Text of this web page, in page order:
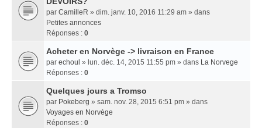
par CamilleR » dim. janv. 10, 2016 11:29 am » dans
Petites annonces
Réponses : 0
Acheter en Norvège -> livraison en France
par echoul » lun. déc. 14, 2015 11:55 pm » dans La Norvege
Réponses : 0
Quelques jours a Tromso
par Pokeberg » sam. nov. 28, 2015 6:51 pm » dans
Voyages en Norvège
Réponses : 0